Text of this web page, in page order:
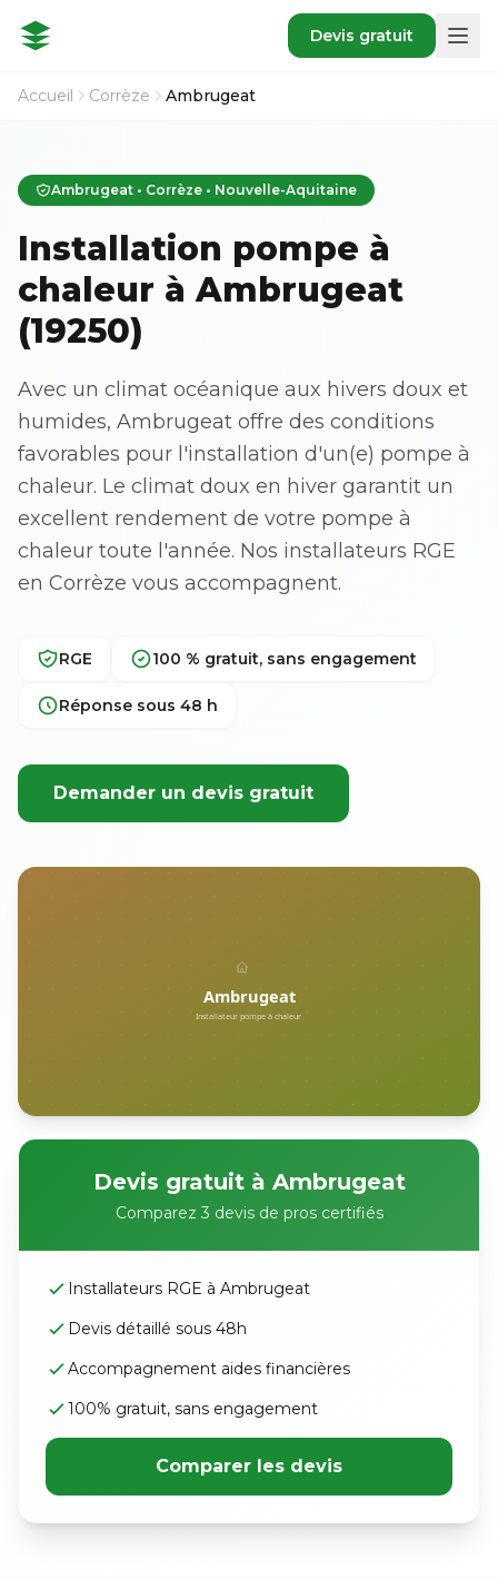
Devis gratuit
Accueil Corrèze Ambrugeat
Ambrugeat • Corrèze • Nouvelle-Aquitaine
Installation pompe à
chaleur à Ambrugeat
(19250)
Avec un climat océanique aux hivers doux et
humides, Ambrugeat offre des conditions
favorables pour l'installation d'un(e) pompe à
chaleur. Le climat doux en hiver garantit un
excellent rendement de votre pompe à
chaleur toute l'année. Nos installateurs RGE
en Corrèze vous accompagnent.
RGE 100 % gratuit, sans engagement
Réponse sous 48 h
Demander un devis gratuit
Devis gratuit à Ambrugeat
Comparez 3 devis de pros certifiés
Installateurs RGE à Ambrugeat
Devis détaillé sous 48h
Accompagnement aides financières
100% gratuit, sans engagement
Comparer les devis